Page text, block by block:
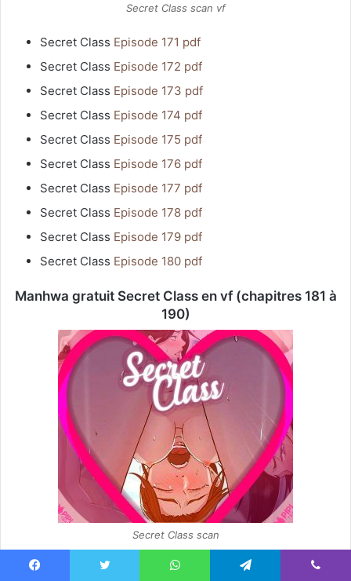
Secret Class scan vf
Secret Class Episode 171 pdf
Secret Class Episode 172 pdf
Secret Class Episode 173 pdf
Secret Class Episode 174 pdf
Secret Class Episode 175 pdf
Secret Class Episode 176 pdf
Secret Class Episode 177 pdf
Secret Class Episode 178 pdf
Secret Class Episode 179 pdf
Secret Class Episode 180 pdf
Manhwa gratuit Secret Class en vf (chapitres 181 à
190)
Secret Class scan
Secret Class Episode 181 pdf